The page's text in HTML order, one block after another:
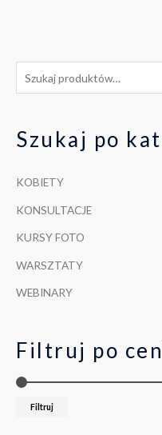
Szukaj po
KOBIETY
KONSULTACJE
KURSY FOTO
WARSZTATY
WEBINARY
Filtruj po
Filtruj